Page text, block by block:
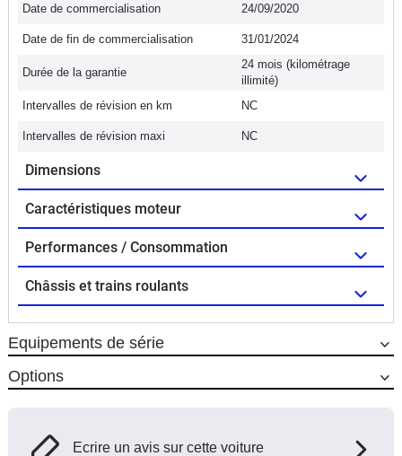
Date de commercialisation 24/09/2020
Date de fin de commercialisation 31/01/2024
Durée de la garantie
24 mois (kilométrage
illimité)
Intervalles de révision en km
NC
Intervalles de révision maxi NC
Dimensions
Caractéristiques moteur
Performances / Consommation
Châssis et trains roulants
Equipements de série
Options
Ecrire un avis sur cette voiture